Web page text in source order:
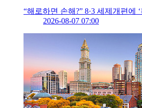
“해로하면 손해?” 8·3 세제개편에
2026-08-07 07:00